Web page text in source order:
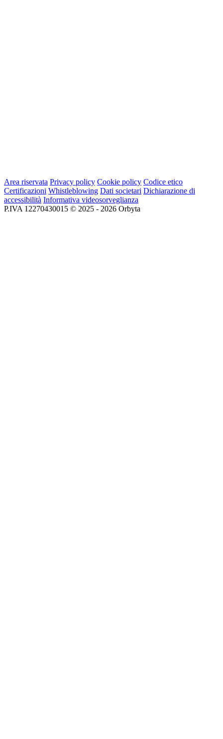
Area riservata Privacy policy Cookie policy Codice etico
Certificazioni Whistleblowing Dati societari Dichiarazione di
accessibilità Informativa videosorveglianza
P.IVA 12270430015 © 2025 - 2026 Orbyta